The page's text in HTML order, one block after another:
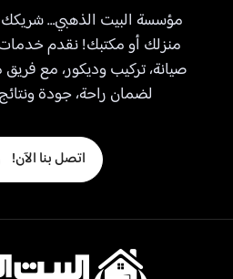
مؤسسة البيت الذهبي… شريكك
منزلك أو مكتبك! نقدم
صيانة، تركيب وديكور، مع
لضمان راحة، جودة
اتصل بنا الآن!